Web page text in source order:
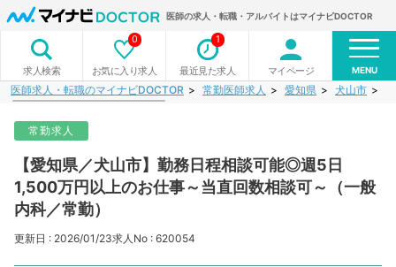
医師の求人・転職・アルバイトはマイナビDOCTOR
求人検索 お気に入り求人
0
最近見た求人
1
マイページ MENU
医師求人・転職のマイナビDOCTOR 常勤医師求人 愛知県 犬山市
常勤求人
【愛知県／犬山市】勤務日程相談可能◎週5日
1,500万円以上のお仕事～当直回数相談可～（一般
内科／常勤）
更新日 : 2026/01/23求人No : 620054